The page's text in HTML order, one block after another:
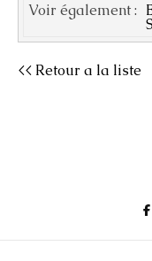
Voir également :
<< Retour a la liste